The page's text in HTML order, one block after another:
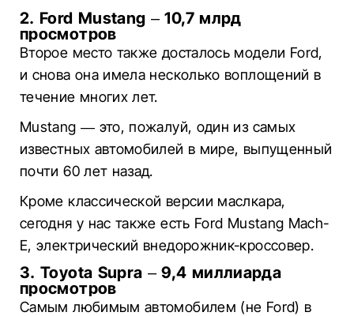
2. Ford Mustang – 10,7 млрд
просмотров
Второе место также досталось модели Ford,
и снова она имела несколько воплощений в
течение многих лет.
Mustang — это, пожалуй, один из самых
известных автомобилей в мире, выпущенный
почти 60 лет назад.
Кроме классической версии маслкара,
сегодня у нас также есть Ford Mustang Mach-
E, электрический внедорожник-кроссовер.
3. Toyota Supra – 9,4 миллиарда
просмотров
Самым любимым автомобилем (не Ford) в